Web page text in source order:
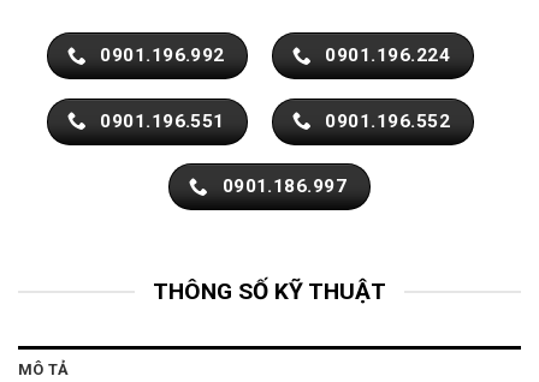
0901.196.992 0901.196.224
0901.196.551 0901.196.552
0901.186.997
THÔNG SỐ KỸ THUẬT
MÔ TẢ